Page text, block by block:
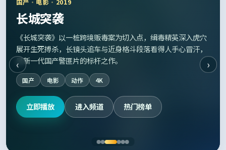
国产 · 电影· 2019
长城突袭
《长城突袭》以一桩跨境贩毒案为切入点，缉毒精英深入虎穴
展开生死搏杀，长镜头追车与近身格斗段落看得人手心冒汗，
是新一代国产警匪片的标杆之作。
国产 电影 动作 4K
立即播放 进入频道 热门榜单
‹ ›